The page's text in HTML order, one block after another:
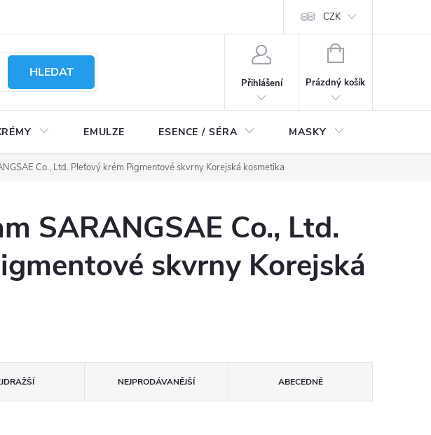
CZK
HLEDAT
Přihlášení
NÁKUPNÍ
Prázdný košík
EMULZE ESENCE / SÉRA MASKY
Co., Ltd. Pleťový krém Pigmentové skvrny Korejská kosmetika
SARANGSAE Co., Ltd.
skvrny Korejská
NEJPRODÁVANĚJŠÍ ABECEDNĚ